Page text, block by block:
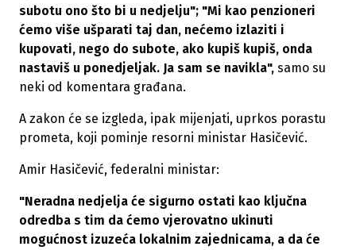
subotu ono što bi u nedjelju"; "Mi kao penzioneri
ćemo više ušparati taj dan, nećemo izlaziti i
kupovati, nego do subote, ako kupiš kupiš, onda
nastaviš u ponedjeljak. Ja sam se navikla", samo su
neki od komentara građana.
A zakon će se izgleda, ipak mijenjati, uprkos porastu
prometa, koji pominje resorni ministar Hasičević.
Amir Hasičević, federalni ministar:
"Neradna nedjelja će sigurno ostati kao ključna
odredba s tim da ćemo vjerovatno ukinuti
mogućnost izuzeća lokalnim zajednicama, a da će